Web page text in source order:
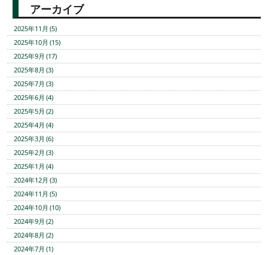
アーカイブ
2025年11月 (5)
2025年10月 (15)
2025年9月 (17)
2025年8月 (3)
2025年7月 (3)
2025年6月 (4)
2025年5月 (2)
2025年4月 (4)
2025年3月 (6)
2025年2月 (3)
2025年1月 (4)
2024年12月 (3)
2024年11月 (5)
2024年10月 (10)
2024年9月 (2)
2024年8月 (2)
2024年7月 (1)